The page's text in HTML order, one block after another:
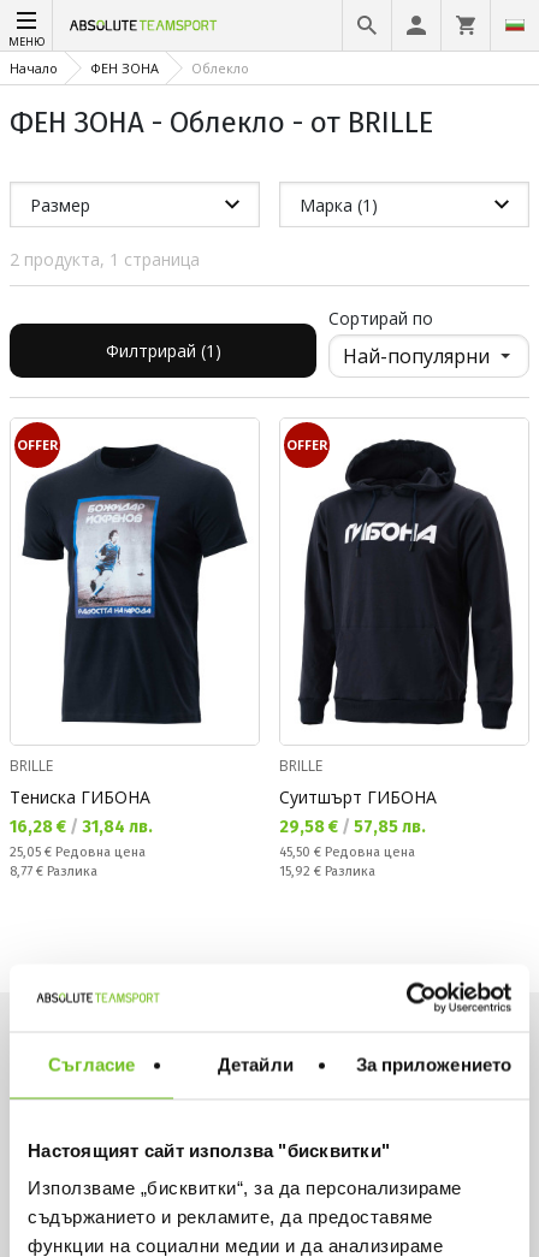
Съгласие Детайли За приложението
Настоящият сайт използва "бисквитки"
Използваме „бисквитки“, за да персонализираме
съдържанието и рекламите, да предоставяме
функции на социални медии и да анализираме
МЕНЮ
Начало ФЕН ЗОНА Облекло
ФЕН ЗОНА - Облекло - от BRILLE
Размер Марка (1)
2 продукта, 1 страница
Филтрирай (1)
Сортирай по
OFFER
BRILLE
Тениска ГИБОНА
Текуща цена:
16,28 € / 31,84 лв.
Редовна цена:
25,05 € Редовна цена
Спестявате:
8,77 € Разлика
OFFER
BRILLE
Суитшърт ГИБОНА
Текуща цена:
29,58 € / 57,85 лв.
Редовна цена:
45,50 € Редовна цена
Спестявате:
15,92 € Разлика
Искаш да си първи в списъка ни?
Вземи -15% за първа поръчка и не пропускай